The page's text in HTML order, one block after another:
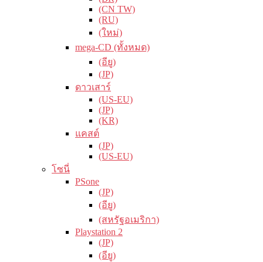
(CN TW)
(RU)
(ใหม่)
mega-CD (ทั้งหมด)
(อียู)
(JP)
ดาวเสาร์
(US-EU)
(JP)
(KR)
แคสต์
(JP)
(US-EU)
โซนี่
PSone
(JP)
(อียู)
(สหรัฐอเมริกา)
Playstation 2
(JP)
(อียู)